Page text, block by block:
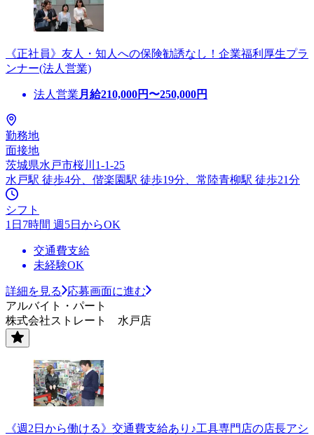
《正社員》友人・知人への保険勧誘なし！企業福利厚生プラ
ンナー(法人営業)
法人営業 月給210,000円〜250,000円
勤務地
面接地
茨城県水戸市桜川1-1-25
水戸駅 徒歩4分、偕楽園駅 徒歩19分、常陸青柳駅 徒歩21分
シフト
1日7時間 週5日からOK
交通費支給
未経験OK
詳細を見る
応募画面に進む
アルバイト・パート
株式会社ストレート 水戸店
《週2日から働ける》交通費支給あり♪工具専門店の店長アシ